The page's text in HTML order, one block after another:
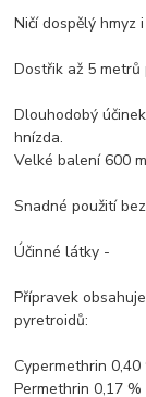
Ničí dospělý hmyz
Dostřik až 5 metrů
Dlouhodobý
hnízda.
Velké balení 600
Snadné použití
Účinné látky -
Přípravek
pyretroidů:
Cypermethrin 0,40
Permethrin 0,17 %